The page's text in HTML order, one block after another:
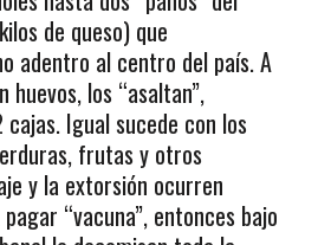
de queso) que
adentro al centro del país. A
los “asaltan”,
Igual sucede con los
frutas y otros
y la extorsión ocurren
“vacuna”, entonces bajo